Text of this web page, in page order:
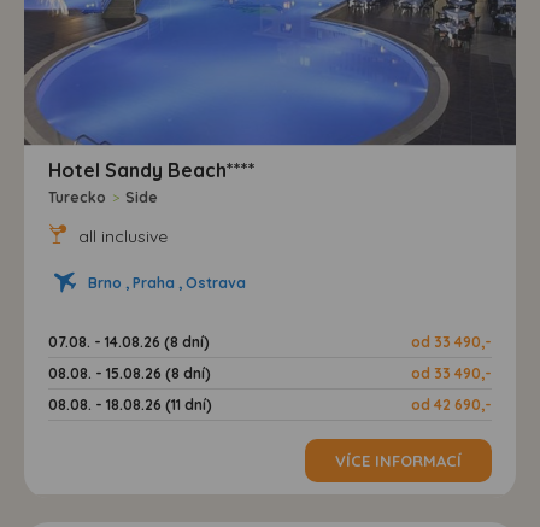
Hotel Sandy Beach****
Turecko > Side
all inclusive
Brno , Praha , Ostrava
07.08. - 14.08.26 (8 dní)
od 33 490,-
08.08. - 15.08.26 (8 dní)
od 33 490,-
08.08. - 18.08.26 (11 dní)
od 42 690,-
VÍCE INFORMACÍ